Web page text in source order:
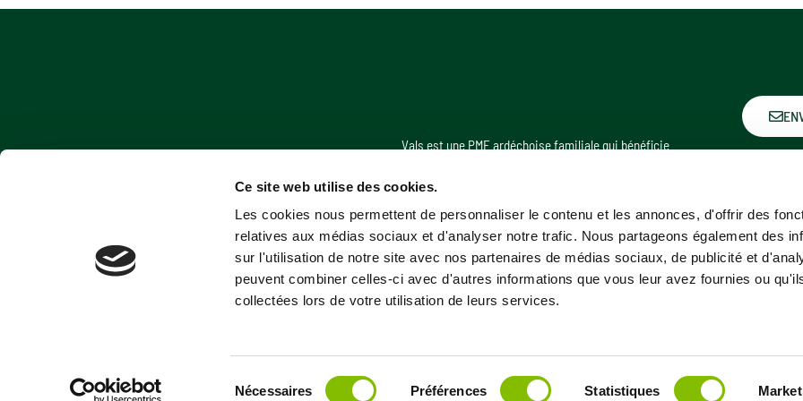
Ce site web utilise des cookies.
Les cookies nous permettent de personnaliser le contenu et les annonces, d'offrir des
relatives aux médias sociaux et d'analyser notre trafic. Nous partageons également des
sur l'utilisation de notre site avec nos partenaires de médias sociaux, de publicité et
peuvent combiner celles-ci avec d'autres informations que vous leur avez fournies ou
collectées lors de votre utilisation de leurs services.
Nécessaires Préférences Statistiques
Vals est une PME ardéchoise familiale qui bénéficie
est l’une des eaux minérales régionales les plus
emblématiques.
© copyright 2018-2023 – Société des Eaux Minérales de Vals – Tous
droits réservés – Vals et le logo Vals sont des marques déposées –
Mentions légaleset politique de protection des données